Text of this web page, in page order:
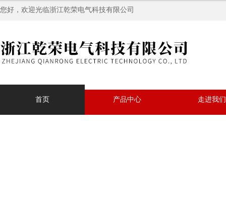
您好，欢迎光临浙江乾荣电气科技有限公司
首页 产品中心 走进我们